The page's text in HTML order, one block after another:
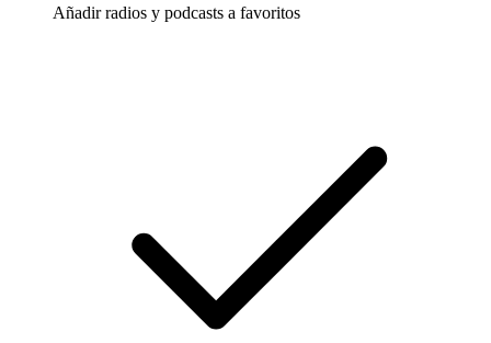
Añadir radios y podcasts a favoritos